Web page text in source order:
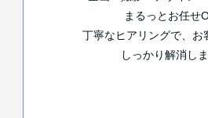
まるっとお任せ
丁寧なヒアリングで、お
しっかり解消しま